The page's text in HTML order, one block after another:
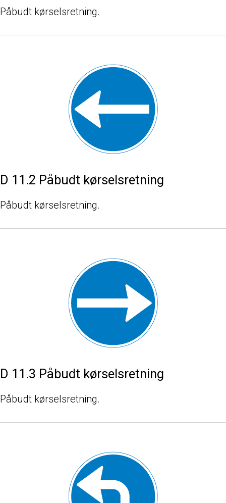
Påbudt kørselsretning.
D 11.2 Påbudt kørselsretning
Påbudt kørselsretning.
D 11.3 Påbudt kørselsretning
Påbudt kørselsretning.